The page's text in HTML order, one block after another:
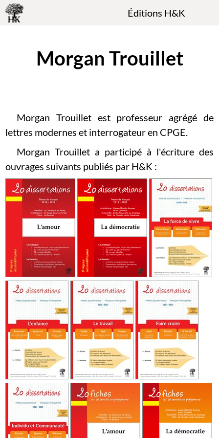
Éditions H&K
Morgan Trouillet
Morgan Trouillet est professeur agrégé de
lettres modernes et interrogateur en CPGE.
Morgan Trouillet a participé à l'écriture des
ouvrages suivants publiés par H&K :